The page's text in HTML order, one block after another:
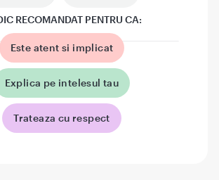
RECOMANDAT PENTRU CA:
Este atent si implicat
Explica pe intelesul tau
Trateaza cu respect